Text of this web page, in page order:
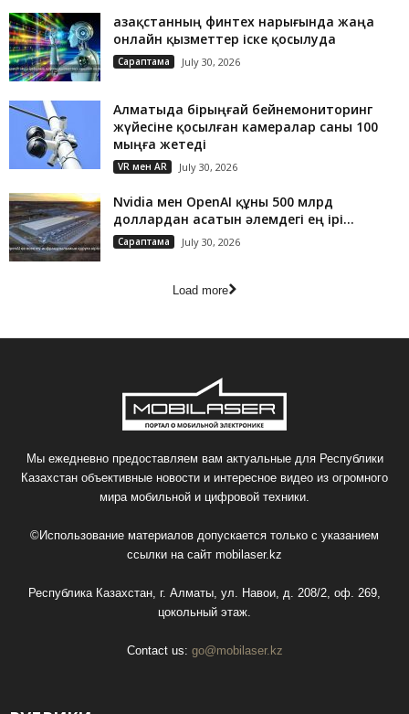
Қазақстанның финтех нарығында жаңа
онлайн қызметтер іске қосылуда
Сараптама July 30, 2026
Алматыда бірыңғай бейнемониторинг
жүйесіне қосылған камералар саны 100
мыңға жетеді
VR мен AR July 30, 2026
Nvidia мен OpenAI құны 500 млрд
доллардан асатын әлемдегі ең ірі...
Сараптама July 30, 2026
Load more
Мы ежедневно предоставляем вам актуальные для Республики
Казахстан объективные новости и интересное видео из огромного
мира мобильной и цифровой техники.
©Использование материалов допускается только с указанием
ссылки на сайт mobilaser.kz
Республика Казахстан, г. Алматы, ул. Навои, д. 208/2, оф. 269,
цокольный этаж.
Contact us: go@mobilaser.kz